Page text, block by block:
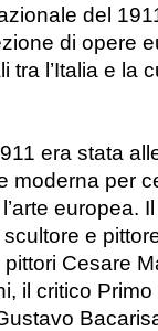
del
di opere
tra l’Italia e la
era stata
moderna per
europea.
e
Cesare
il critico Primo